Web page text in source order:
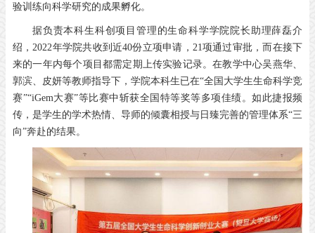
验训练向科学研究的成果孵化。
据负责本科生科创项目管理的生命科学学院院长助理薛磊介
绍，2022年学院共收到近40份立项申请，21项通过审批，而在接下
来的一年内每个项目都需定期上传实验记录。在教学中心吴燕华、
郭滨、皮妍等教师指导下，学院本科生已在“全国大学生生命科学竞
赛”“iGem大赛”等比赛中斩获全国特等奖等多项佳绩。如此捷报频
传，是学生的学术热情、导师的倾囊相授与日臻完善的管理体系“三
向”奔赴的结果。